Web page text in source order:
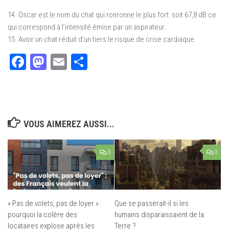
14. Oscar est le nom du chat qui ronronne le plus fort: soit 67,8 dB ce
qui correspond à l’intensité émise par un aspirateur.
15. Avoir un chat réduit d’un tiers le risque de crise cardiaque
Facebook
Mastodon
Email
VOUS AIMEREZ AUSSI...
0
« Pas de volets, pas de loyer » :
pourquoi la colère des
locataires explose après les
0
Que se passerait-il si les
humains disparaissaient de la
Terre ?